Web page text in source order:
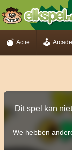
Actie Arcade
Dit spel kan
We hebben